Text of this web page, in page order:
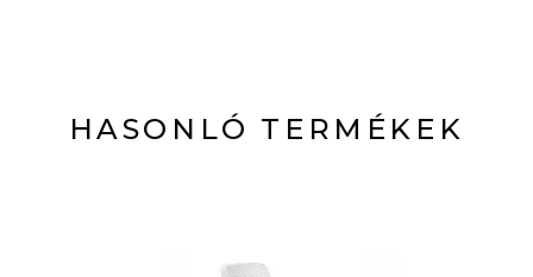
HASONLÓ TERMÉKEK